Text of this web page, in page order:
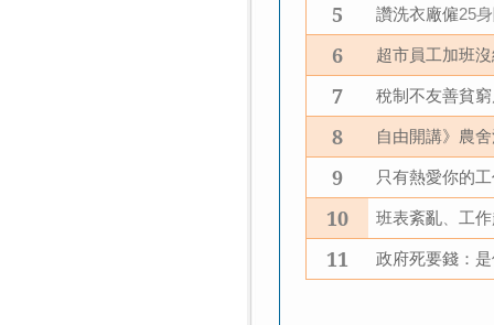
5 讚洗衣廠僱25
6 超市員工加班
7 稅制不友善貧
8 自由開講》農
9 只有熱愛你的
10 班表紊亂、工
11 政府死要錢：